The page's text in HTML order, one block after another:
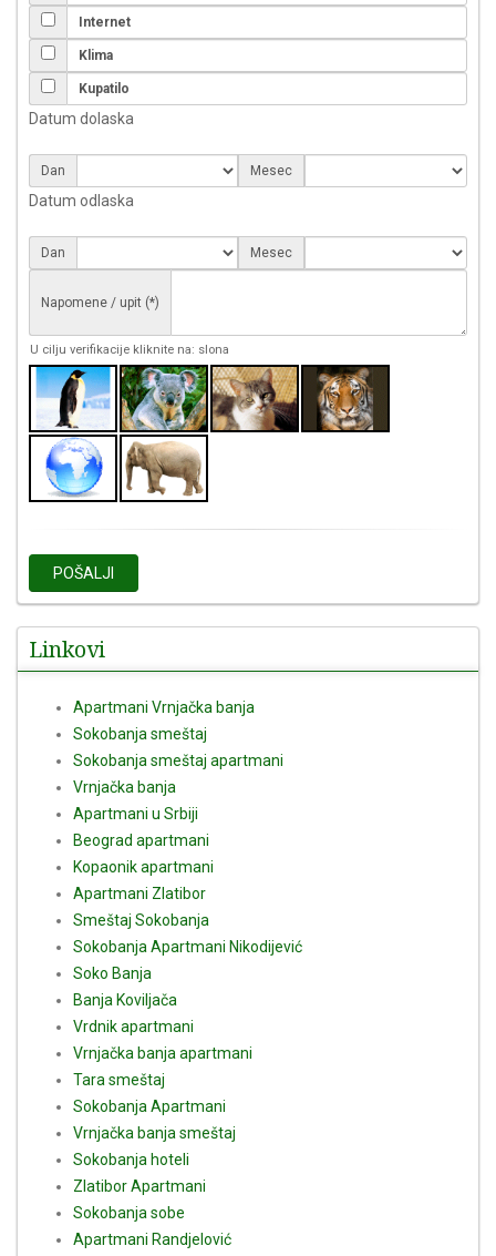
Internet
Klima
Kupatilo
Datum dolaska
Dan Mesec
Datum odlaska
Dan Mesec
Napomene / upit (*)
U cilju verifikacije kliknite na: slona
POŠALJI
Linkovi
Apartmani Vrnjačka banja
Sokobanja smeštaj
Sokobanja smeštaj apartmani
Vrnjačka banja
Apartmani u Srbiji
Beograd apartmani
Kopaonik apartmani
Apartmani Zlatibor
Smeštaj Sokobanja
Sokobanja Apartmani Nikodijević
Soko Banja
Banja Koviljača
Vrdnik apartmani
Vrnjačka banja apartmani
Tara smeštaj
Sokobanja Apartmani
Vrnjačka banja smeštaj
Sokobanja hoteli
Zlatibor Apartmani
Sokobanja sobe
Apartmani Randjelović